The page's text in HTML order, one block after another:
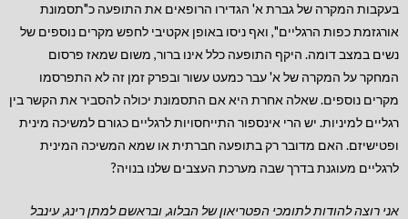
בעקבות המקרה של גברת א' הגדירו הרופאים את התופעה כ"תסמונת
אורגזמת כפות הרגליים", ואף ניסו באופן אקטיבי לחפש מקרים נוספים של
נשים במצב דומה. היקף התופעה כלל אינו ברור, משום שמאז פרסום
המחקר על המקרה של א' עבר כמעט עשור ובפרק זמן זה לא התפרסמו
מקרים נוספים. שאלה אחרת היא אם התסמונת יכולה להסביר את הקשר בין
רגליים למיניות. יש הרי אינספור התייחסויות לרגליים כגורם למשיכה מינית
ופטישיזם. האם מדובר רק בתופעה חברתית או שמא המשיכה המינית
לרגליים מעוגנת בדרך שבה מערכת העצבים שלנו בנויה?
אני רוצה להודות לתומכי הפטריאון של הבלוג, ובראשם למתן רינג, עינבל